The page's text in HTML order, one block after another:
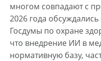
многом совпадают с
2026 года
Госдумы по охране
что внедрение ИИ в
нормативную базу,